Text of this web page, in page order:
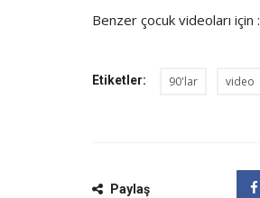
Benzer çocuk videoları için :
Etiketler: 90'lar video
Paylaş